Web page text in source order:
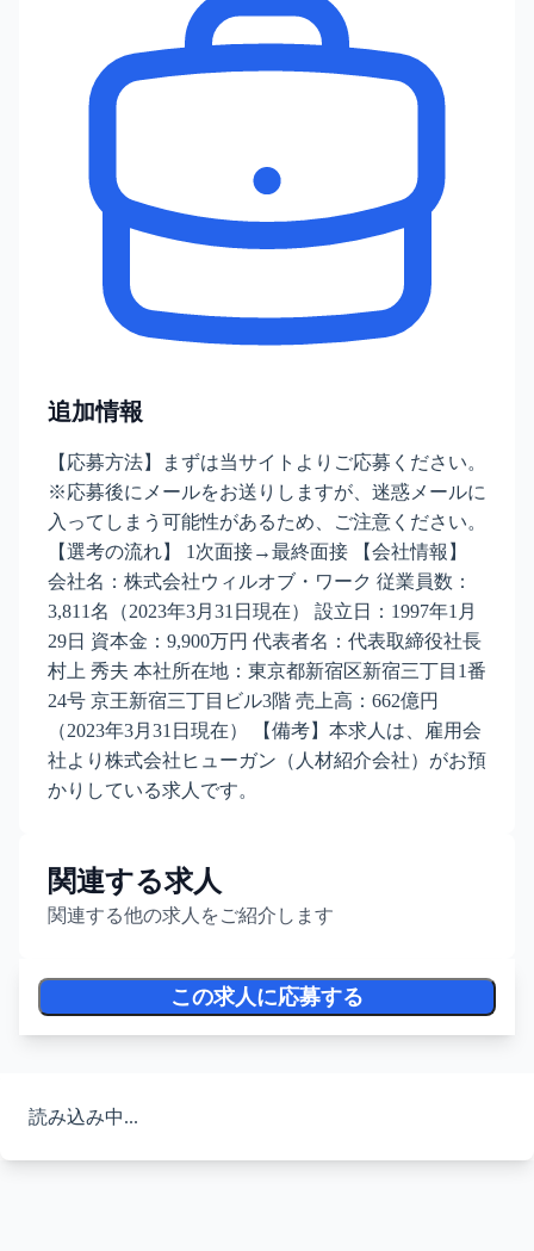
追加情報
【応募方法】まずは当サイトよりご応募ください。
※応募後にメールをお送りしますが、迷惑メールに
入ってしまう可能性があるため、ご注意ください。
【選考の流れ】 1次面接→最終面接 【会社情報】
会社名：株式会社ウィルオブ・ワーク 従業員数：
3,811名（2023年3月31日現在） 設立日：1997年1月
29日 資本金：9,900万円 代表者名：代表取締役社⾧
村上 秀夫 本社所在地：東京都新宿区新宿三丁目1番
24号 京王新宿三丁目ビル3階 売上高：662億円
（2023年3月31日現在） 【備考】本求人は、雇用会
社より株式会社ヒューガン（人材紹介会社）がお預
かりしている求人です。
関連する求人
関連する他の求人をご紹介します
この求人に応募する
読み込み中...